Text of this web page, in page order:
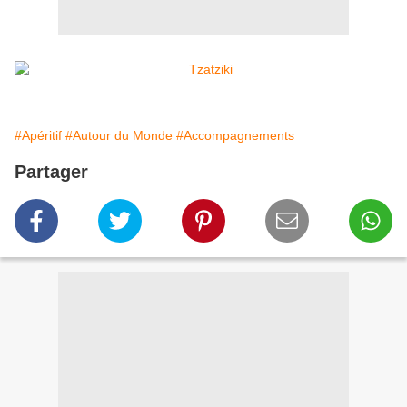
#Apéritif #Autour du Monde #Accompagnements
Partager